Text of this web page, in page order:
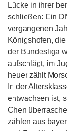
Lücke in ihrer
schließen: Ein
vergangenen
Königshofen,
der Bundesliga
aufschlägt, im
heuer zählt
In der
entwachsen ist,
Chen
zählen aus